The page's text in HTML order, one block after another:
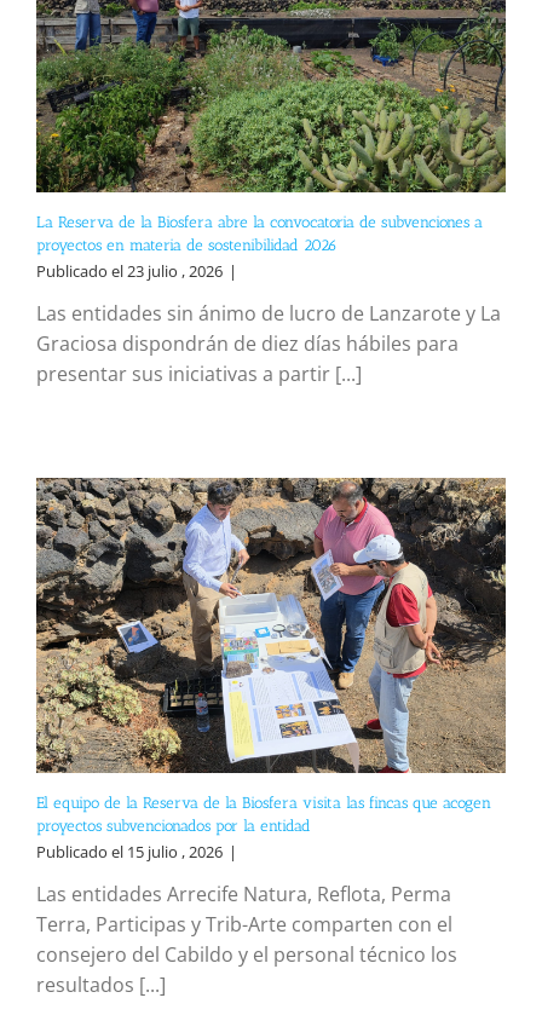
La Reserva de la Biosfera abre la convocatoria de subvenciones a
proyectos en materia de sostenibilidad 2026
Publicado el 23 julio , 2026 |
Las entidades sin ánimo de lucro de Lanzarote y La
Graciosa dispondrán de diez días hábiles para
presentar sus iniciativas a partir [...]
El equipo de la Reserva de la Biosfera visita las fincas que acogen
proyectos subvencionados por la entidad
Publicado el 15 julio , 2026 |
Las entidades Arrecife Natura, Reflota, Perma
Terra, Participas y Trib-Arte comparten con el
consejero del Cabildo y el personal técnico los
resultados [...]